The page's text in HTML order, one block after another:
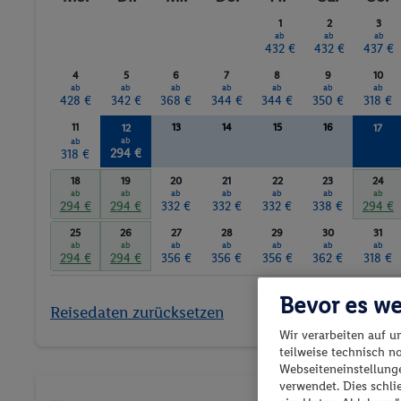
1
ab
432 €
2
ab
432 €
3
ab
437 €
4
ab
428 €
5
ab
342 €
6
ab
368 €
7
ab
344 €
8
ab
344 €
9
ab
350 €
10
ab
318 €
11
ab
318 €
12
ab
294 €
13 14 15 16 17
18
ab
294 €
19
ab
294 €
20
ab
332 €
21
ab
332 €
22
ab
332 €
23
ab
338 €
24
ab
294 €
25
ab
294 €
26
ab
294 €
27
ab
356 €
28
ab
356 €
29
ab
356 €
30
ab
362 €
31
ab
318 €
Reisedaten zurücksetzen Bevor es
Wir verarbeiten auf
teilweise technisch
verwendet. Dies